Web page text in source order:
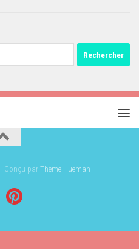
- Conçu parThème Hueman